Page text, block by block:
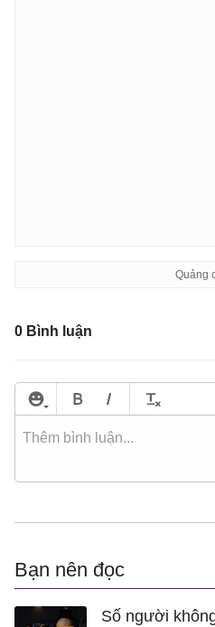
0 Bình luận
Bạn nên đọc
Số người